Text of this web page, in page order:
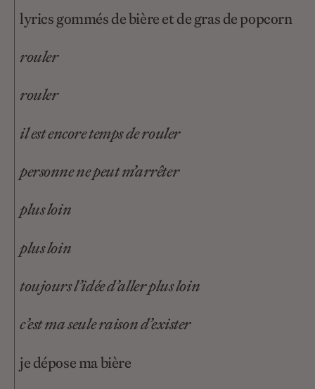
lyrics gommés de bière et de gras de popcorn
rouler
rouler
il est encore temps de rouler
personne ne peut m’arrêter
plus loin
plus loin
toujours l’idée d’aller plus loin
c’est ma seule raison d’exister
je dépose ma bière